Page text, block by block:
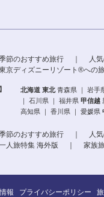
節のおすすめ旅行 ｜ 人
京ディズニーリゾート®への旅
北海道 東北 青森県 ｜ 岩手
｜
石川県 ｜ 福井県 甲信越
高知県
｜ 香川県 ｜ 愛媛県
節のおすすめ旅行 ｜ 人
人旅特集 海外版
｜ 家族
報 プライバシーポリシー